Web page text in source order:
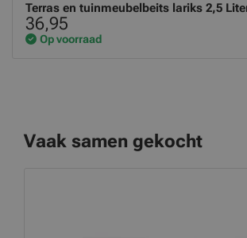
Vaak samen gekocht
Terras en tuinmeubelbeits lariks 2,5
36,95
Op voorraad